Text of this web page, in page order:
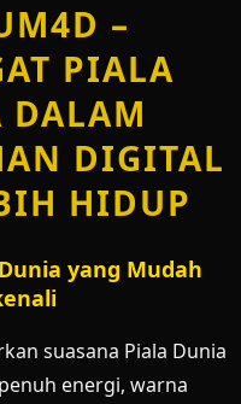
–
PIALA
DIGITAL
HIDUP
yang Mudah
suasana Piala Dunia
energi, warna